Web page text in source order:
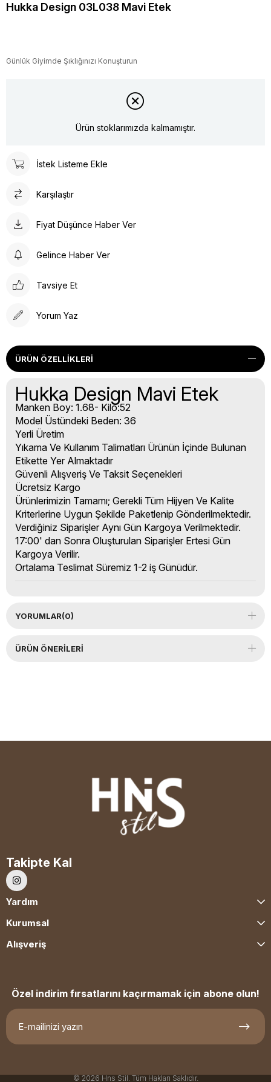
Hukka Design 03L038 Mavi Etek
Günlük Giyimde Şıklığınızı Konuşturun
Ürün stoklarımızda kalmamıştır.
İstek Listeme Ekle
Karşılaştır
Fiyat Düşünce Haber Ver
Gelince Haber Ver
Tavsiye Et
Yorum Yaz
ÜRÜN ÖZELLIKLERI
Hukka Design Mavi Etek
Manken Boy: 1.68- Kilo:52
Model Üstündeki Beden: 36
Yerli Üretim
Yıkama Ve Kullanım Talimatları Ürünün İçinde Bulunan
Etikette Yer Almaktadır
Güvenli Alışveriş Ve Taksit Seçenekleri
Ücretsiz Kargo
Ürünlerimizin Tamamı; Gerekli Tüm Hijyen Ve Kalite
Kriterlerine Uygun Şekilde Paketlenip Gönderilmektedir.
Verdiğiniz Siparişler Aynı Gün Kargoya Verilmektedir.
17:00' dan Sonra Oluşturulan Siparişler Ertesi Gün
Kargoya Verilir.
Ortalama Teslimat Süremiz 1-2 iş Günüdür.
YORUMLAR(0)
ÜRÜN ÖNERILERI
Takipte Kal
Yardım
Kurumsal
Alışveriş
Özel indirim fırsatlarını kaçırmamak için abone olun!
© 2026 Hns Stil. Tüm Hakları Saklıdır.